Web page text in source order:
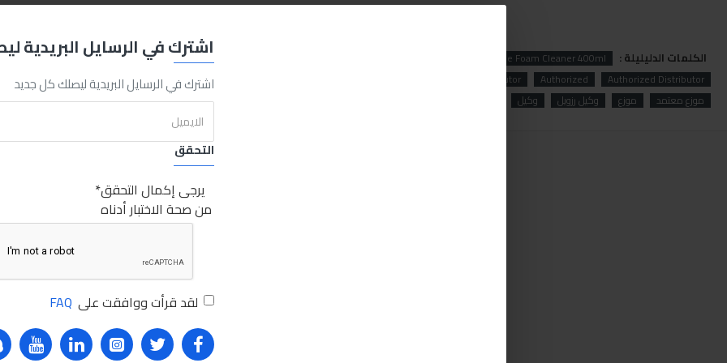
اشترك في الرسايل البريدية
اشترك في الرسايل البريدية ليصلك كل جديد
التحقق
يرجى إكمال التحقق
من صحة الاختبار أدناه
لقد قرأت ووافقت على FAQ
الكلمات الدليليلة : Rzoil RZ65M Multi-Purpose Foam Cleaner 400ml
Purpose
Foam
Cleaner
400
ml
Authorized Distributor
Authorized
Distributor
RZ65M فوم لتنظيف داخل السيارة
موزع معتمد
موزع وكيل رزويل وكيل